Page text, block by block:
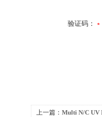
验证码：
上一篇： Multi N/C UV